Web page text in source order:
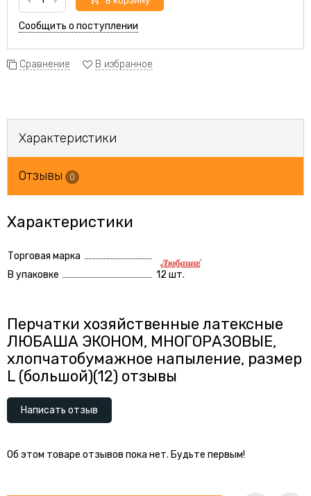
Сообщить о поступлении
Сравнение В избранное
Характеристики
Отзывы 0
Характеристики
Торговая марка
В упаковке
12 шт.
Перчатки хозяйственные латексные
ЛЮБАША ЭКОНОМ, МНОГОРАЗОВЫЕ,
хлопчатобумажное напыление, размер
L (большой)(12) отзывы
Написать отзыв
Об этом товаре отзывов пока нет. Будьте первым!